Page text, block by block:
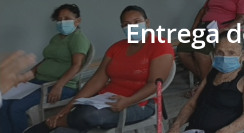
Entrega